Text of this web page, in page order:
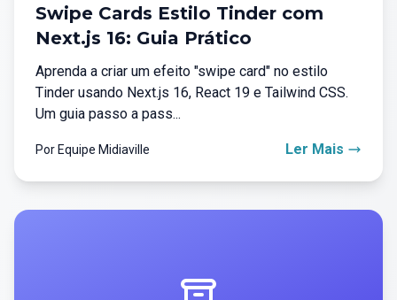
Swipe Cards Estilo Tinder com
Next.js 16: Guia Prático
Aprenda a criar um efeito "swipe card" no estilo
Tinder usando Next.js 16, React 19 e Tailwind CSS.
Um guia passo a pass...
Por Equipe Midiaville Ler Mais